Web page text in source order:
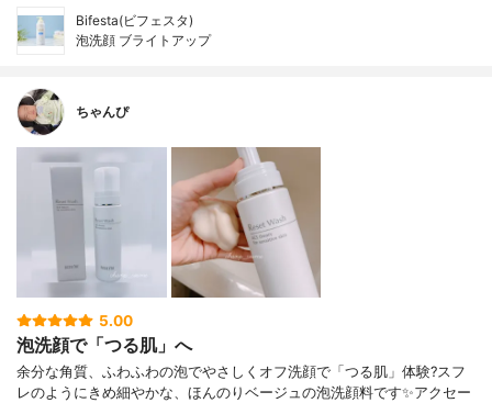
Bifesta(ビフェスタ)
泡洗顔 ブライトアップ
ちゃんぴ
5.00
泡洗顔で「つる肌」へ
余分な角質、ふわふわの泡でやさしくオフ洗顔で「つる肌」体験?スフ
レのようにきめ細やかな、ほんのりベージュの泡洗顔料です✨アクセー